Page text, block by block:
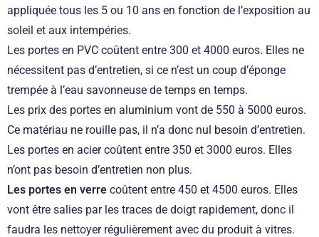
appliquée tous les 5 ou 10 ans en fonction de l’exposition au
soleil et aux intempéries.
Les portes en PVC coûtent entre 300 et 4000 euros. Elles ne
nécessitent pas d’entretien, si ce n’est un coup d’éponge
trempée à l’eau savonneuse de temps en temps.
Les prix des portes en aluminium vont de 550 à 5000 euros.
Ce matériau ne rouille pas, il n’a donc nul besoin d’entretien.
Les portes en acier coûtent entre 350 et 3000 euros. Elles
n’ont pas besoin d’entretien non plus.
Les portes en verre coûtent entre 450 et 4500 euros. Elles
vont être salies par les traces de doigt rapidement, donc il
faudra les nettoyer régulièrement avec du produit à vitres.